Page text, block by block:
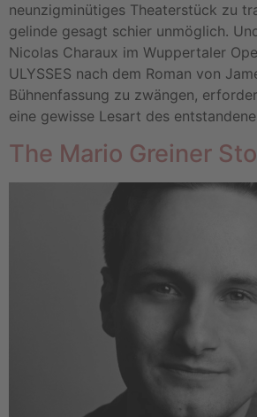
neunzigminütiges Theaterstück zu
gelinde gesagt schier unmöglich.
Nicolas Charaux im Wuppertaler
ULYSSES nach dem Roman von
Bühnenfassung zu zwängen,
eine gewisse Lesart des
The Mario Greiner